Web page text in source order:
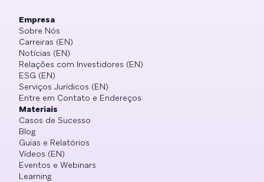
Empresa
Sobre Nós
Carreiras (EN)
Notícias (EN)
Relações com Investidores (EN)
ESG (EN)
Serviços Jurídicos (EN)
Entre em Contato e Endereços
Materiais
Casos de Sucesso
Blog
Guias e Relatórios
Vídeos (EN)
Eventos e Webinars
Learning